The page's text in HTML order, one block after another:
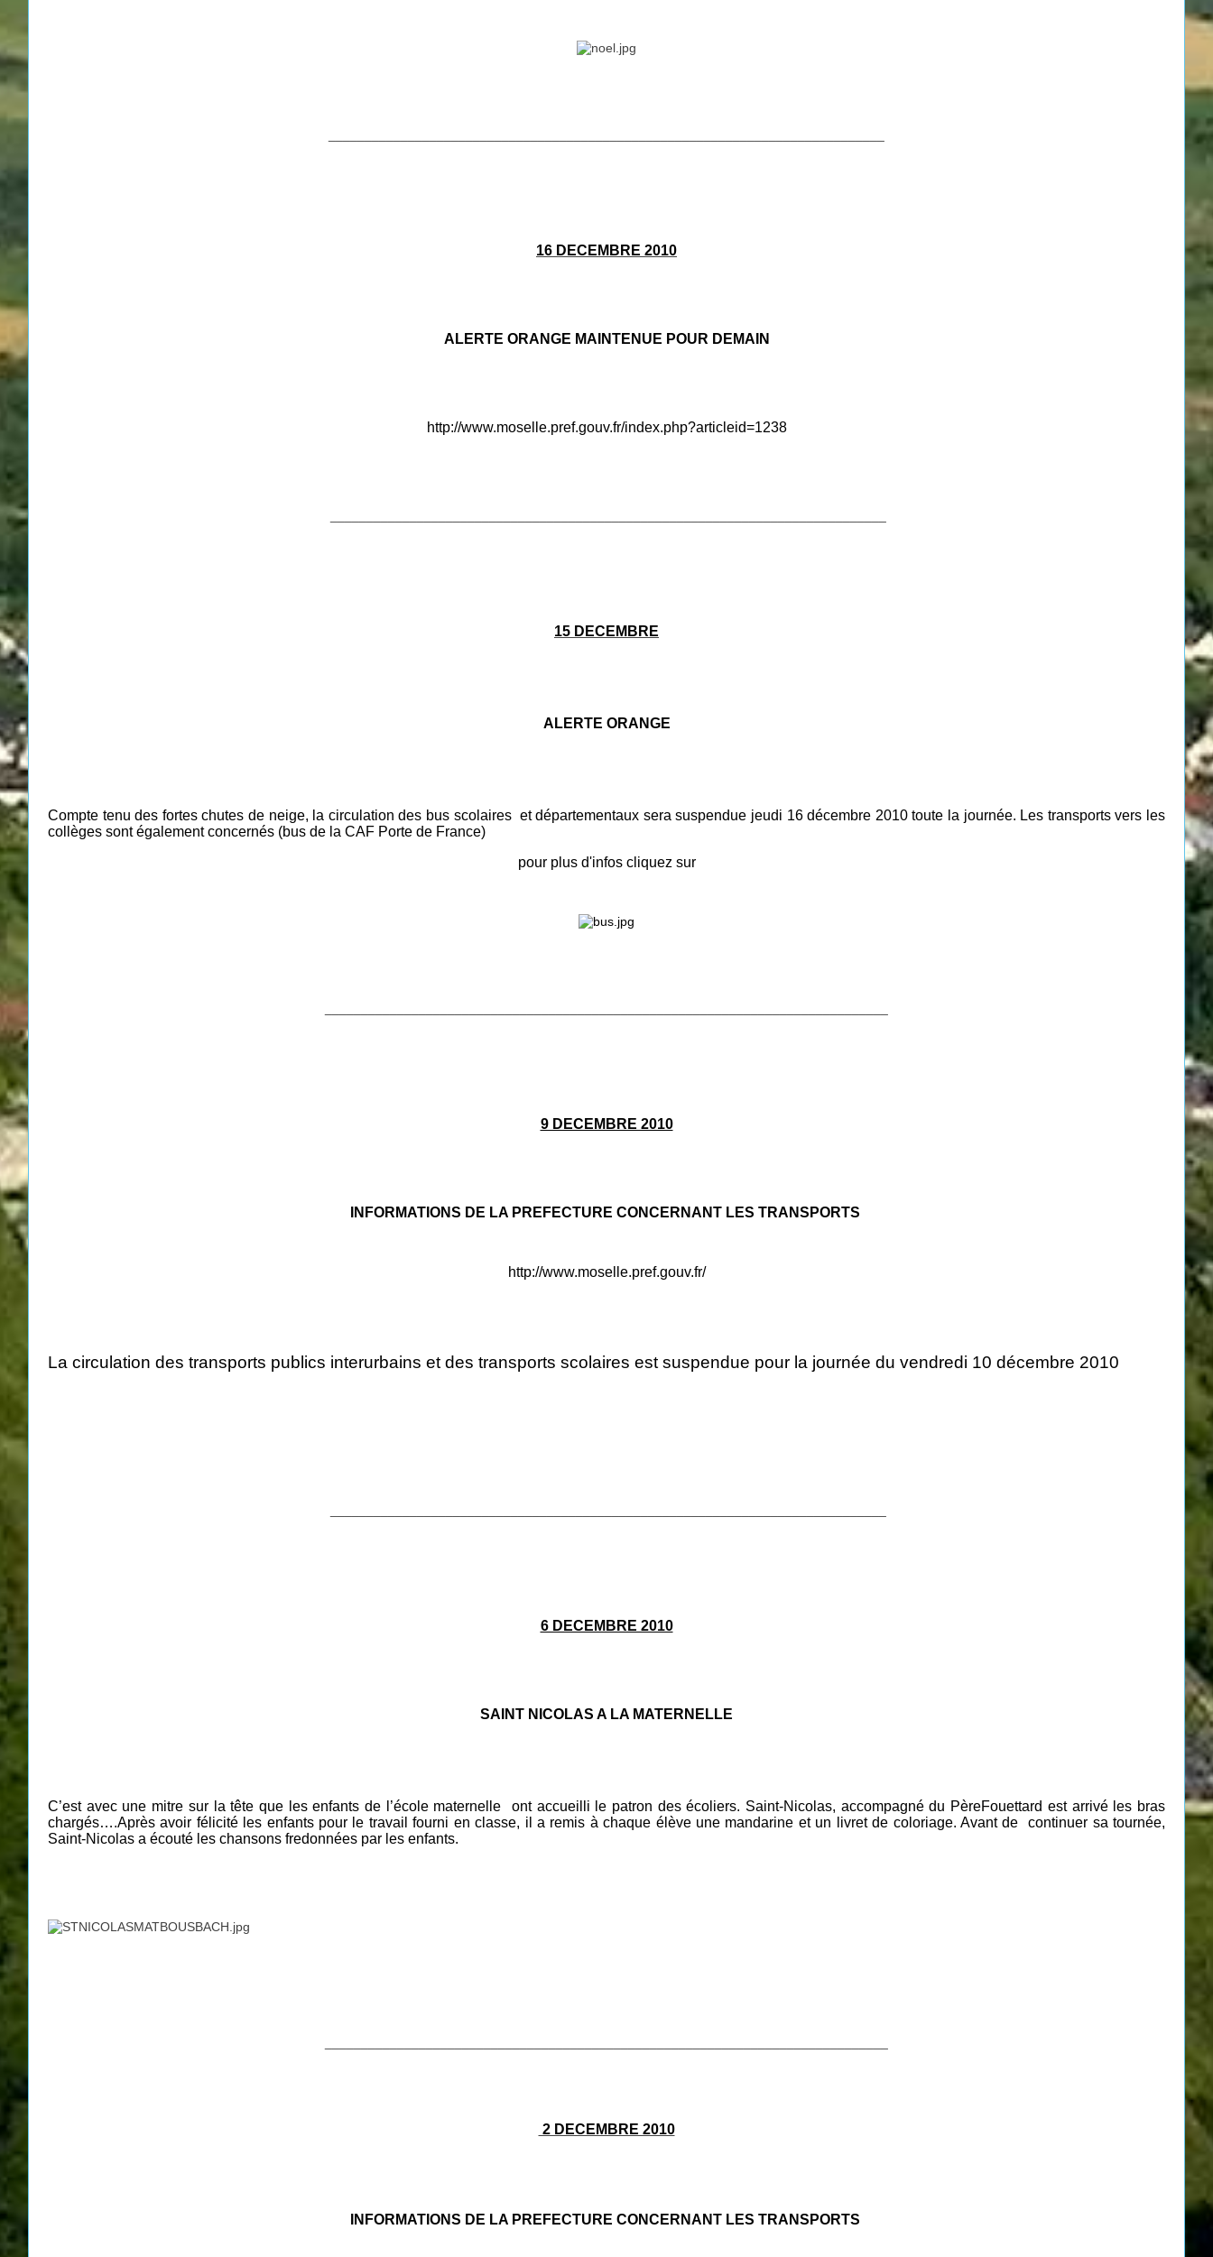
16 DECEMBRE 2010
ALERTE ORANGE MAINTENUE POUR DEMAIN
http://www.moselle.pref.gouv.fr/index.php?articleid=1238
15 DECEMBRE
ALERTE ORANGE
Compte tenu des fortes chutes de neige, la circulation des bus scolaires et départementaux sera suspendue jeudi 16 décembre 2010 toute la journée. Les transports vers les
collèges sont également concernés (bus de la CAF Porte de France)
pour plus d'infos cliquez sur
9 DECEMBRE 2010
INFORMATIONS DE LA PREFECTURE CONCERNANT LES TRANSPORTS
http://www.moselle.pref.gouv.fr/
La circulation des transports publics interurbains et des transports scolaires est suspendue pour la journée du vendredi 10 décembre 2010
6 DECEMBRE 2010
SAINT NICOLAS A LA MATERNELLE
C’est avec une mitre sur la tête que les enfants de l’école maternelle ont accueilli le patron des écoliers. Saint-Nicolas, accompagné du PèreFouettard est arrivé les bras
chargés….Après avoir félicité les enfants pour le travail fourni en classe, il a remis à chaque élève une mandarine et un livret de coloriage. Avant de continuer sa tournée,
Saint-Nicolas a écouté les chansons fredonnées par les enfants.
2 DECEMBRE 2010
INFORMATIONS DE LA PREFECTURE CONCERNANT LES TRANSPORTS